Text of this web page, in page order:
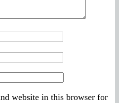
website in this browser for